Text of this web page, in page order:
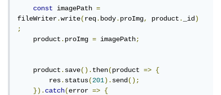
const imagePath =
fileWriter.write(req.body.proImg, product. _id)
;
    product
.proImg = imagePath;
    product
.save().then(product =>
{
        res
.status(201).send();
}).catch(error =>
{